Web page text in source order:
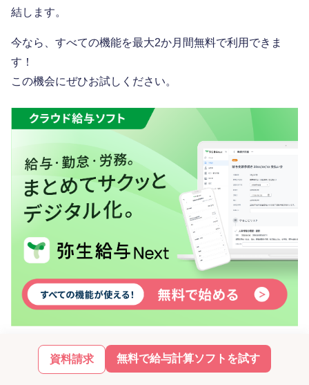
資料請求 無料で給与計算ソフトを試す
結します。
今なら、すべての機能を最大2か月間無料で利用できま
す！
この機会にぜひお試しください。
この記事の監修者